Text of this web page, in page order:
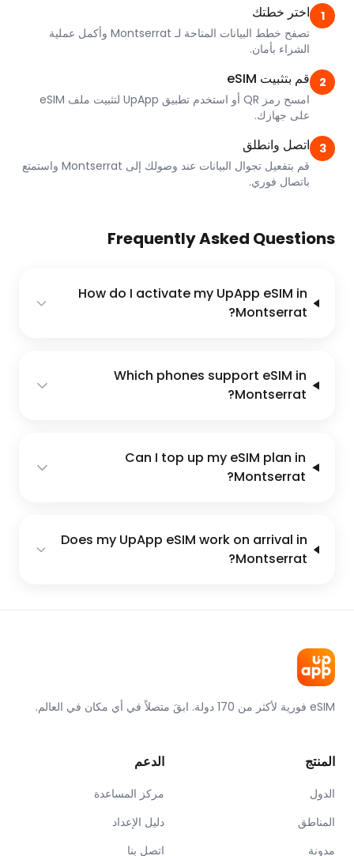
1 اختر خطتك
تصفح خطط البيانات المتاحة لـ Montserrat وأكمل عملية
الشراء بأمان.
2 قم بتثبيت eSIM
امسح رمز QR أو استخدم تطبيق UpApp لتثبيت ملف eSIM
على جهازك.
3 اتصل وانطلق
قم بتفعيل تجوال البيانات عند وصولك إلى Montserrat واستمتع
باتصال فوري.
Frequently Asked Questions
How do I activate my UpApp eSIM in
Montserrat?
Which phones support eSIM in
Montserrat?
Can I top up my eSIM plan in
Montserrat?
Does my UpApp eSIM work on arrival in
Montserrat?
eSIM فورية لأكثر من 170 دولة. ابقَ متصلاً في أي مكان في العالم.
المنتج
الدول
المناطق
مدونة
الدعم
مركز المساعدة
دليل الإعداد
اتصل بنا